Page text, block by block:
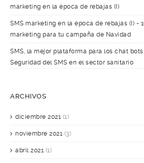
marketing en la época de rebajas (I)
SMS marketing en la época de rebajas (I) -
marketing para tu campaña de Navidad
SMS, la mejor plataforma para los chat bots
Seguridad del SMS en el sector sanitario
ARCHIVOS
diciembre 2021 (1)
noviembre 2021 (3)
abril 2021 (1)